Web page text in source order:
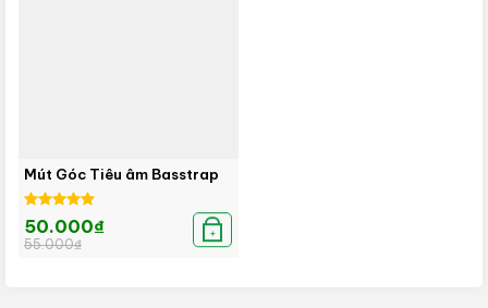
Mút Góc Tiêu âm Basstrap
Được xếp
hạng5.00
5 sao
55.000₫
Giá
gốc
là:
50.000₫
Giá
hiện
tại
+